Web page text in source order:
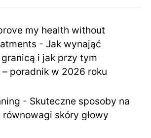
my health without
- Jak wynająć
i jak przy tym
poradnik w 2026 roku
- Skuteczne sposoby na
skóry głowy